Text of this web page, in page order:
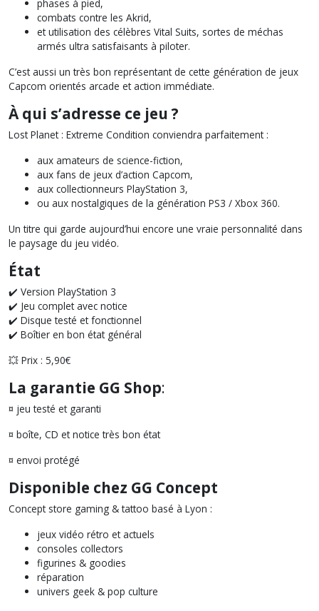
phases à pied,
combats contre les Akrid,
et utilisation des célèbres Vital Suits, sortes de méchas
armés ultra satisfaisants à piloter.
C’est aussi un très bon représentant de cette génération de jeux
Capcom orientés arcade et action immédiate.
À qui s’adresse ce jeu ?
Lost Planet : Extreme Condition conviendra parfaitement :
aux amateurs de science-fiction,
aux fans de jeux d’action Capcom,
aux collectionneurs PlayStation 3,
ou aux nostalgiques de la génération PS3 / Xbox 360.
Un titre qui garde aujourd’hui encore une vraie personnalité dans
le paysage du jeu vidéo.
État
✔️ Version PlayStation 3
✔️ Jeu complet avec notice
✔️ Disque testé et fonctionnel
✔️ Boîtier en bon état général
💥 Prix : 5,90€
La garantie GG Shop:
¤ jeu testé et garanti
¤ boîte, CD et notice très bon état
¤ envoi protégé
Disponible chez GG Concept
Concept store gaming & tattoo basé à Lyon :
jeux vidéo rétro et actuels
consoles collectors
figurines & goodies
réparation
univers geek & pop culture